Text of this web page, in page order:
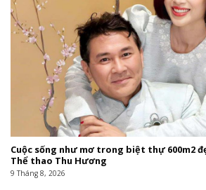
Cuộc sống như mơ trong biệt thự 600m2
Thể thao Thu Hương
9 Tháng 8, 2026